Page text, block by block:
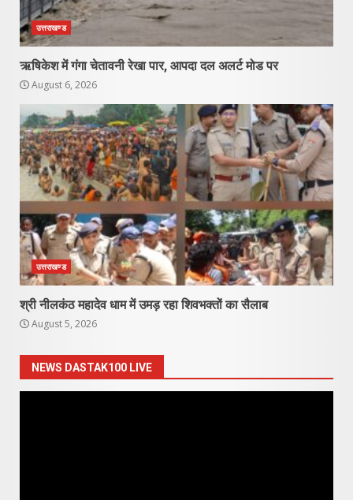
उत्तराखण्ड
ऋषिकेश में गंगा चेतावनी रेखा पार, आपदा दल अलर्ट मोड पर
August 6, 2026
उत्तराखण्ड
श्री नीलकंठ महादेव धाम में उमड़ रहा शिवभक्तों का सैलाब
August 5, 2026
NEWS DASTAK100 LIVE